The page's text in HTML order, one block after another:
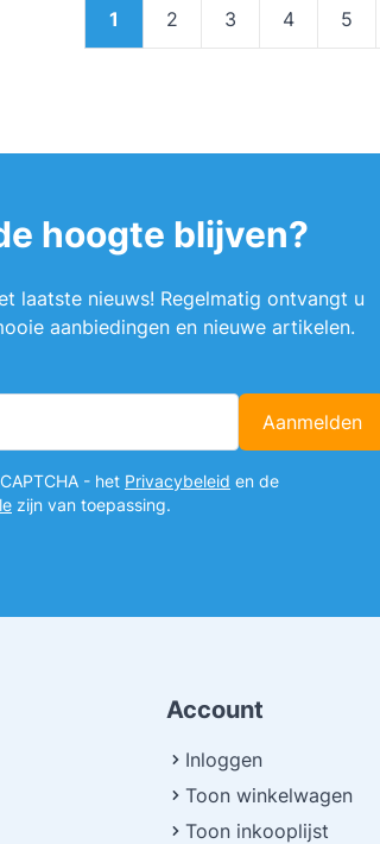
U lees momenteel pagina
1 Pagina
2 Pagina
3 Pagina
4 5
hoogte blijven?
laatste nieuws! Regelmatig ontvangt u
aanbiedingen en nieuwe artikelen.
Aanmelden
- het Privacybeleid en de
zijn van toepassing.
Account
Inloggen
Toon winkelwagen
Toon inkooplijst